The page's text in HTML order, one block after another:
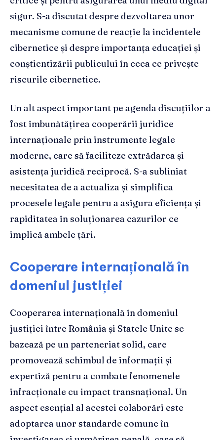
sigur. S-a discutat despre dezvoltarea unor
mecanisme comune de reacție la incidentele
cibernetice și despre importanța educației și
conștientizării publicului în ceea ce privește
riscurile cibernetice.
Un alt aspect important pe agenda discuțiilor a
fost îmbunătățirea cooperării juridice
internaționale prin instrumente legale
moderne, care să faciliteze extrădarea și
asistența juridică reciprocă. S-a subliniat
necesitatea de a actualiza și simplifica
procesele legale pentru a asigura eficiența și
rapiditatea în soluționarea cazurilor ce
implică ambele țări.
Cooperare internațională în
domeniul justiției
Cooperarea internațională în domeniul
justiției între România și Statele Unite se
bazează pe un parteneriat solid, care
promovează schimbul de informații și
expertiză pentru a combate fenomenele
infracționale cu impact transnațional. Un
aspect esențial al acestei colaborări este
adoptarea unor standarde comune în